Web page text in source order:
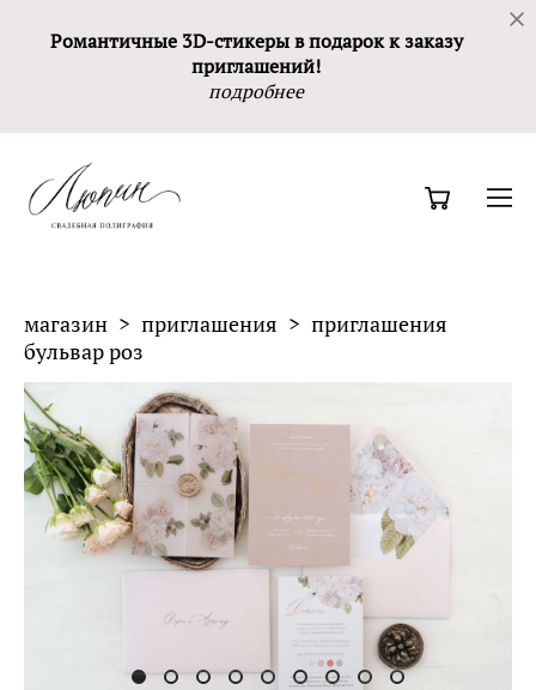
Романтичные 3D-стикеры в подарок к заказу
приглашений!
подробнее
магазин > приглашения > приглашения
бульвар роз